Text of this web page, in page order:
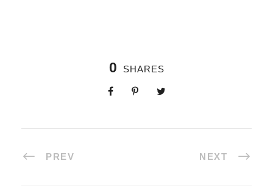
0 SHARES
PREV NEXT